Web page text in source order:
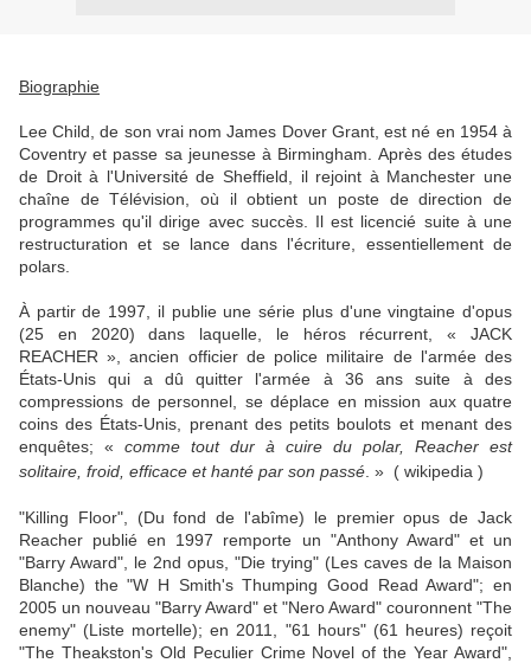
Biographie
Lee Child, de son vrai nom James Dover Grant, est né en 1954 à
Coventry et passe sa jeunesse à Birmingham. Après des études
de Droit à l'Université de Sheffield, il rejoint à Manchester une
chaîne de Télévision, où il obtient un poste de direction de
programmes qu'il dirige avec succès. Il est licencié suite à une
restructuration et se lance dans l'écriture, essentiellement de
polars.
À partir de 1997, il publie une série plus d'une vingtaine d'opus
(25 en 2020) dans laquelle, le héros récurrent, « JACK
REACHER », ancien officier de police militaire de l'armée des
États-Unis qui a dû quitter l'armée à 36 ans suite à des
compressions de personnel, se déplace en mission aux quatre
coins des États-Unis, prenant des petits boulots et menant des
enquêtes; « comme tout dur à cuire du polar, Reacher est
solitaire, froid, efficace et hanté par son passé . » ( wikipedia )
"Killing Floor", (Du fond de l'abîme) le premier opus de Jack
Reacher publié en 1997 remporte un "Anthony Award" et un
"Barry Award", le 2nd opus, "Die trying" (Les caves de la Maison
Blanche) the "W H Smith's Thumping Good Read Award"; en
2005 un nouveau "Barry Award" et "Nero Award" couronnent "The
enemy" (Liste mortelle); en 2011, "61 hours" (61 heures) reçoit
"The Theakston's Old Peculier Crime Novel of the Year Award",